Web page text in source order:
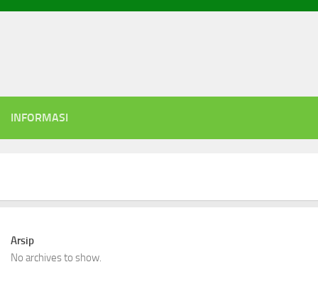
INFORMASI
Arsip
No archives to show.